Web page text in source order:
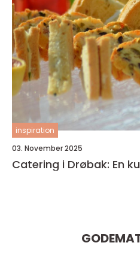
inspiration
03. November 2025
Catering i Drøbak: En